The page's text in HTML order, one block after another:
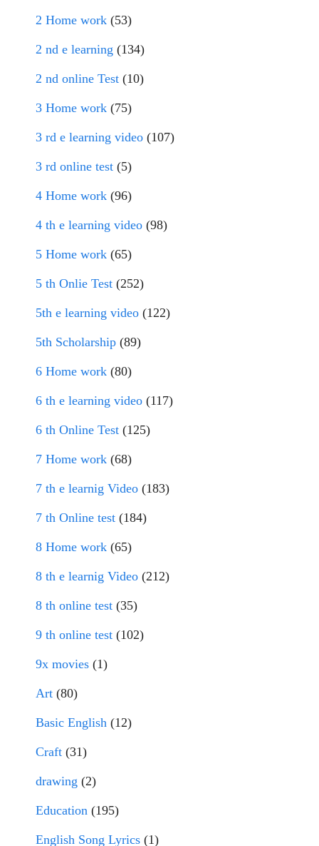
2 Home work (53)
2 nd e learning (134)
2 nd online Test (10)
3 Home work (75)
3 rd e learning video (107)
3 rd online test (5)
4 Home work (96)
4 th e learning video (98)
5 Home work (65)
5 th Onlie Test (252)
5th e learning video (122)
5th Scholarship (89)
6 Home work (80)
6 th e learning video (117)
6 th Online Test (125)
7 Home work (68)
7 th e learnig Video (183)
7 th Online test (184)
8 Home work (65)
8 th e learnig Video (212)
8 th online test (35)
9 th online test (102)
9x movies (1)
Art (80)
Basic English (12)
Craft (31)
drawing (2)
Education (195)
English Song Lyrics (1)